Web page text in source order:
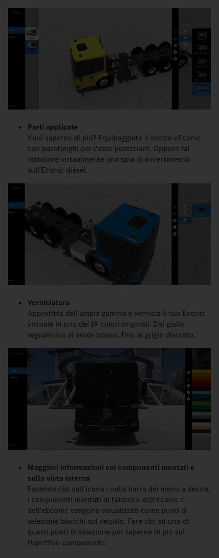
Parti applicate
Vuoi saperne di più? Equipaggiate il vostro eEconic
con parafanghi per l'asse posteriore. Oppure fai
installare virtualmente una spia di avvertimento
sull'Econic diesel.
Verniciatura
Approfitta dell'ampia gamma e vernicia il tuo Econic
virtuale in uno dei 19 colori originali: Dal giallo
segnaletico al verde bosco, fino al grigio discreto.
Maggiori informazioni sui componenti montati e
sulla vista interna
Facendo clic sull'icona i nella barra dei menu a destra,
i componenti montati di fabbrica dell'Econic e
dell'eEconic vengono visualizzati come punti di
selezione bianchi sul veicolo. Fare clic su uno di
questi punti di selezione per saperne di più sul
rispettivo componente.